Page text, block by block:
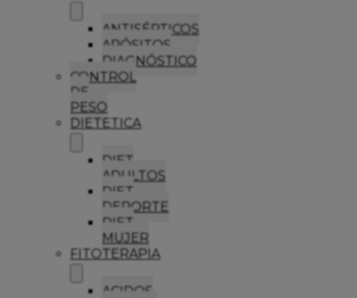
ANTISÉPTICOS
APÓSITOS
DIAGNÓSTICO
CONTROL
DE
PESO
DIETETICA
DIET
ADULTOS
DIET
DEPORTE
DIET
MUJER
FITOTERAPIA
ACIDOS